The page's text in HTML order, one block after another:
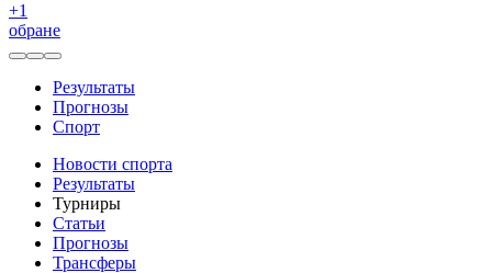
+1
обране
Результаты
Прогнозы
Спорт
Новости спорта
Результаты
Турниры
Статьи
Прогнозы
Трансферы